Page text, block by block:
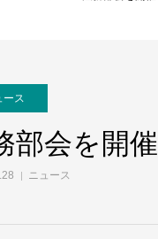
ース
部会を開催
ニュース